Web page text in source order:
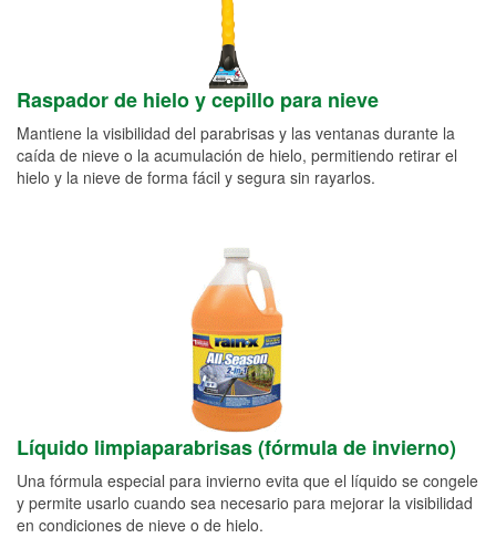
Raspador de hielo y cepillo para nieve
Mantiene la visibilidad del parabrisas y las ventanas durante la
caída de nieve o la acumulación de hielo, permitiendo retirar el
hielo y la nieve de forma fácil y segura sin rayarlos.
Líquido limpiaparabrisas (fórmula de invierno)
Una fórmula especial para invierno evita que el líquido se congele
y permite usarlo cuando sea necesario para mejorar la visibilidad
en condiciones de nieve o de hielo.